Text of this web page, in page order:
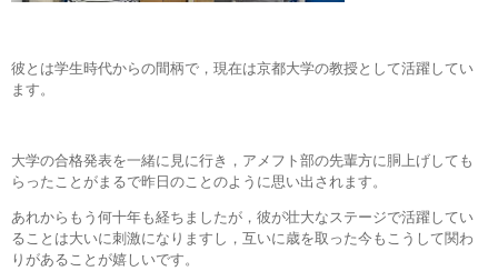
彼とは学生時代からの間柄で，現在は京都大学の教授として活躍してい
ます。
大学の合格発表を一緒に見に行き，アメフト部の先輩方に胴上げしても
らったことがまるで昨日のことのように思い出されます。
あれからもう何十年も経ちましたが，彼が壮大なステージで活躍してい
ることは大いに刺激になりますし，互いに歳を取った今もこうして関わ
りがあることが嬉しいです。